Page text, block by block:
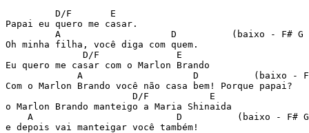
         D/F       E
Papai eu quero me casar.
A                    D          (baixo - F# G
Oh minha filha, você diga com quem.
              D/F              E
Eu quero me casar com o Marlon Brando
A                    D          (baixo -
Com o Marlon Brando você não casa bem! Porque papai?
                       D/F           E
o Marlon Brando manteigo a Maria Shinaida
A                          D          (baixo - F#
e depois vai manteigar você também!